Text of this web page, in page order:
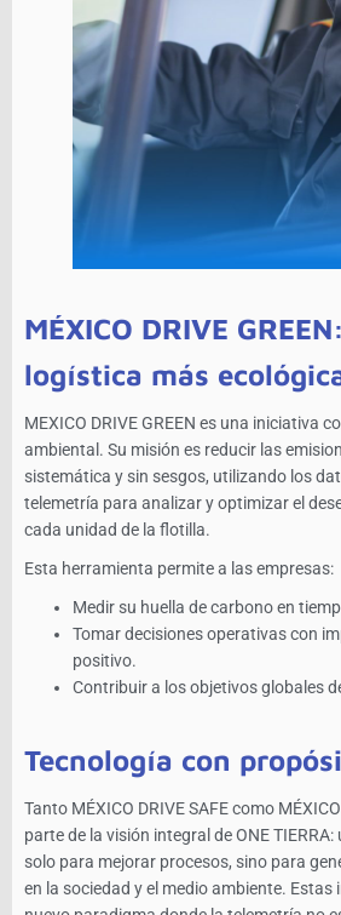
MÉXICO DRIVE
logística más
MEXICO DRIVE GREEN es una iniciativa
ambiental. Su misión es reducir las
sistemática y sin sesgos, utilizando los
telemetría para analizar y optimizar el
cada unidad de la flotilla.
Esta herramienta permite a las empresas:
Medir su huella de carbono en
Tomar decisiones operativas con
positivo.
Contribuir a los objetivos globales
Tecnología con
Tanto MÉXICO DRIVE SAFE como
parte de la visión integral de ONE
solo para mejorar procesos, sino para
en la sociedad y el medio ambiente. Estas